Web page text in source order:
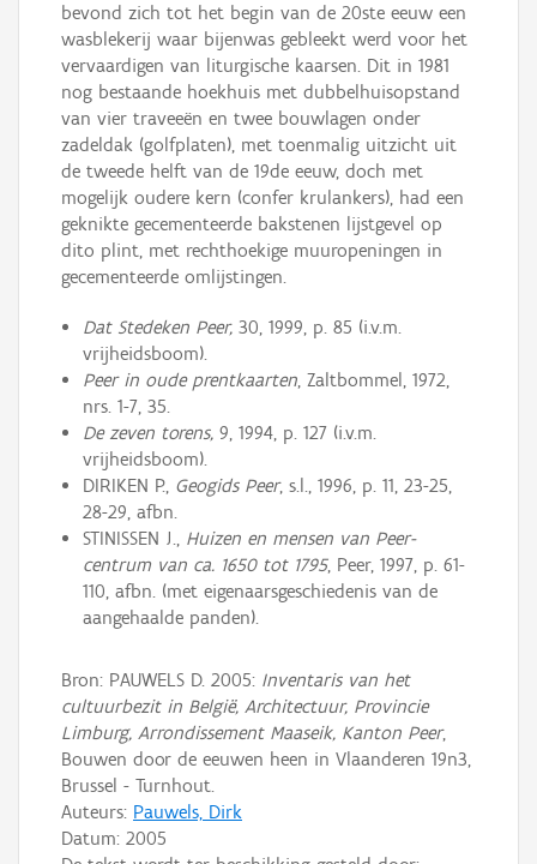
bevond zich tot het begin van de 20ste eeuw een
wasblekerij waar bijenwas gebleekt werd voor het
vervaardigen van liturgische kaarsen. Dit in 1981
nog bestaande hoekhuis met dubbelhuisopstand
van vier traveeën en twee bouwlagen onder
zadeldak (golfplaten), met toenmalig uitzicht uit
de tweede helft van de 19de eeuw, doch met
mogelijk oudere kern (confer krulankers), had een
geknikte gecementeerde bakstenen lijstgevel op
dito plint, met rechthoekige muuropeningen in
gecementeerde omlijstingen.
Dat Stedeken Peer, 30, 1999, p. 85 (i.v.m.
vrijheidsboom).
Peer in oude prentkaarten, Zaltbommel, 1972,
nrs. 1-7, 35.
De zeven torens,9, 1994, p. 127 (i.v.m.
vrijheidsboom).
DIRIKEN P., Geogids Peer, s.l., 1996, p. 11, 23-25,
28-29, afbn.
STINISSEN J., Huizen en mensen van Peer-
centrum van ca. 1650 tot 1795, Peer, 1997, p. 61-
110, afbn. (met eigenaarsgeschiedenis van de
aangehaalde panden).
Bron: PAUWELS D. 2005: Inventaris van het
cultuurbezit in België, Architectuur, Provincie
Limburg, Arrondissement Maaseik, Kanton Peer,
Bouwen door de eeuwen heen in Vlaanderen 19n3,
Brussel - Turnhout.
Auteurs: Pauwels, Dirk
Datum: 2005